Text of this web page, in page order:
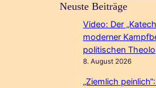
Neuste Beiträge
Video: Der
moderner
politischen
8. August 2026
„Ziemlich